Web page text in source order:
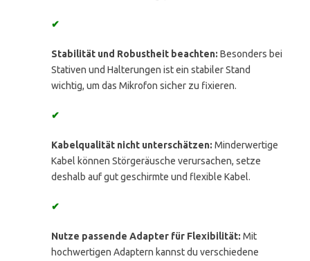
✔
Stabilität und Robustheit beachten: Besonders bei
Stativen und Halterungen ist ein stabiler Stand
wichtig, um das Mikrofon sicher zu fixieren.
✔
Kabelqualität nicht unterschätzen: Minderwertige
Kabel können Störgeräusche verursachen, setze
deshalb auf gut geschirmte und flexible Kabel.
✔
Nutze passende Adapter für Flexibilität: Mit
hochwertigen Adaptern kannst du verschiedene